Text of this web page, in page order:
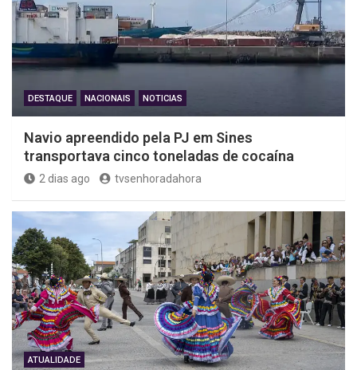
DESTAQUE NACIONAIS NOTICIAS
Navio apreendido pela PJ em Sines
transportava cinco toneladas de cocaína
2 dias ago tvsenhoradahora
ATUALIDADE